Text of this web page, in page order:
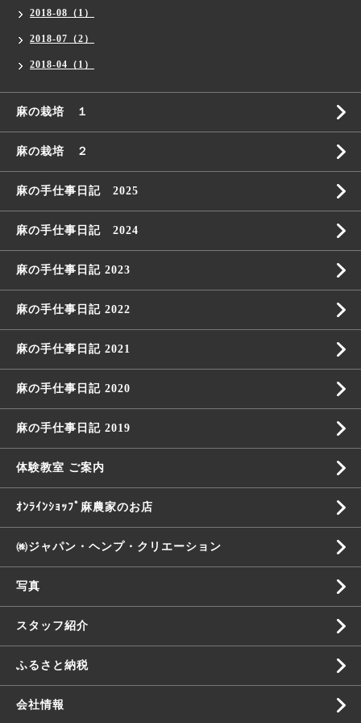
2018-08（1）
2018-07（2）
2018-04（1）
麻の栽培 １
麻の栽培 ２
麻の手仕事日記 2025
麻の手仕事日記 2024
麻の手仕事日記 2023
麻の手仕事日記 2022
麻の手仕事日記 2021
麻の手仕事日記 2020
麻の手仕事日記 2019
体験教室 ご案内
ｵﾝﾗｲﾝｼｮｯﾌﾟ麻農家のお店
㈱ジャパン・ヘンプ・クリエーション
写真
スタッフ紹介
ふるさと納税
会社情報